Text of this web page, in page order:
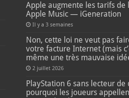
Apple augmente les tarifs de
Apple Music — iGeneration
Il y a 3 semaines
Non, cette loi ne veut pas
votre facture Internet (mais
même une très mauvaise
2 juillet 2026
PlayStation 6 sans lecteur de
pourquoi les joueurs